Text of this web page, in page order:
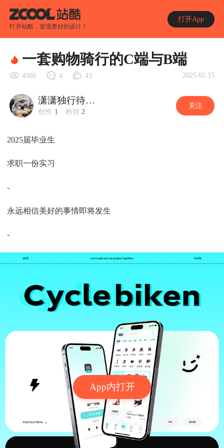
打开站酷，发现更好的设计！
打开App
App内打开
一套购物骑行的C端与B端
4360 4 43 2025.02.15
潇潇独行待暮雨
创作 1 粉丝 2
关注
2025届毕业生
求职一份实习
-
永远相信美好的事情即将发生
-